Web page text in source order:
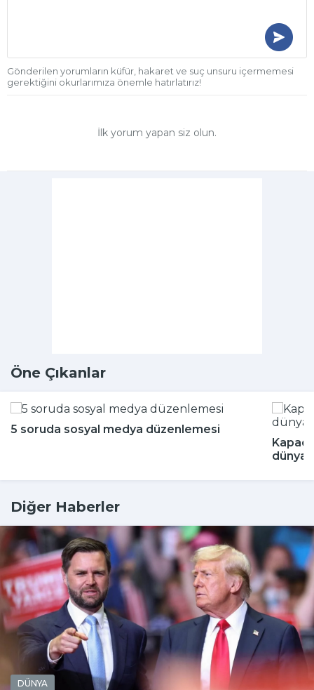
Gönderilen yorumların küfür, hakaret ve suç unsuru içermemesi
gerektiğini okurlarımıza önemle hatırlatırız!
İlk yorum yapan siz olun.
Öne Çıkanlar
5 soruda sosyal medya düzenlemesi
Diğer Haberler
DÜNYA